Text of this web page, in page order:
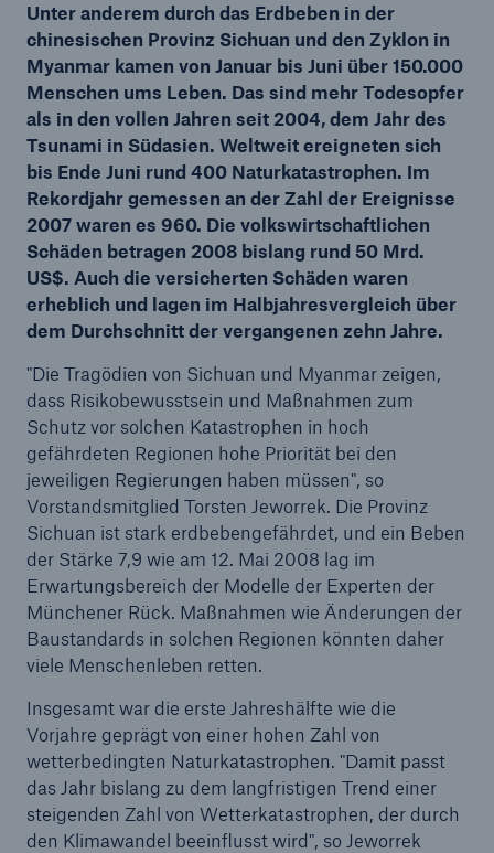
Unter anderem durch das Erdbeben in der
chinesischen Provinz Sichuan und den Zyklon in
Myanmar kamen von Januar bis Juni über 150.000
Menschen ums Leben. Das sind mehr Todesopfer
als in den vollen Jahren seit 2004, dem Jahr des
Tsunami in Südasien. Weltweit ereigneten sich
bis Ende Juni rund 400 Naturkatastrophen. Im
Rekordjahr gemessen an der Zahl der Ereignisse
2007 waren es 960. Die volkswirtschaftlichen
Schäden betragen 2008 bislang rund 50 Mrd.
US$. Auch die versicherten Schäden waren
erheblich und lagen im Halbjahresvergleich über
dem Durchschnitt der vergangenen zehn Jahre.
"Die Tragödien von Sichuan und Myanmar zeigen,
dass Risikobewusstsein und Maßnahmen zum
Schutz vor solchen Katastrophen in hoch
gefährdeten Regionen hohe Priorität bei den
jeweiligen Regierungen haben müssen", so
Vorstandsmitglied Torsten Jeworrek. Die Provinz
Sichuan ist stark erdbebengefährdet, und ein Beben
der Stärke 7,9 wie am 12. Mai 2008 lag im
Erwartungsbereich der Modelle der Experten der
Münchener Rück. Maßnahmen wie Änderungen der
Baustandards in solchen Regionen könnten daher
viele Menschenleben retten.
Insgesamt war die erste Jahreshälfte wie die
Vorjahre geprägt von einer hohen Zahl von
wetterbedingten Naturkatastrophen. "Damit passt
das Jahr bislang zu dem langfristigen Trend einer
steigenden Zahl von Wetterkatastrophen, der durch
den Klimawandel beeinflusst wird", so Jeworrek
Reinsurance Property/Casualty
Marine Trend Radar 2025
Naturkatastrophen
Versicherungslücke: der Anteil der nicht
versicherten Schäden aus Naturkatastrophen
seit 1980 beträgt
71.8%